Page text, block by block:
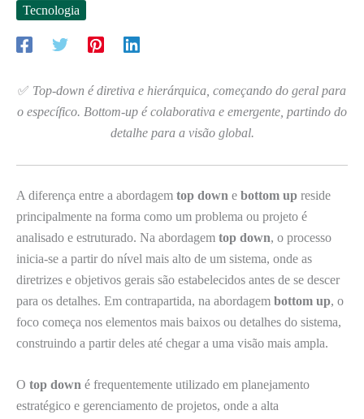
Tecnologia
✅ Top-down é diretiva e hierárquica, começando do geral para
o específico. Bottom-up é colaborativa e emergente, partindo do
detalhe para a visão global.
A diferença entre a abordagem top down e bottom up reside
principalmente na forma como um problema ou projeto é
analisado e estruturado. Na abordagem top down, o processo
inicia-se a partir do nível mais alto de um sistema, onde as
diretrizes e objetivos gerais são estabelecidos antes de se descer
para os detalhes. Em contrapartida, na abordagem bottom up, o
foco começa nos elementos mais baixos ou detalhes do sistema,
construindo a partir deles até chegar a uma visão mais ampla.
O top down é frequentemente utilizado em planejamento
estratégico e gerenciamento de projetos, onde a alta